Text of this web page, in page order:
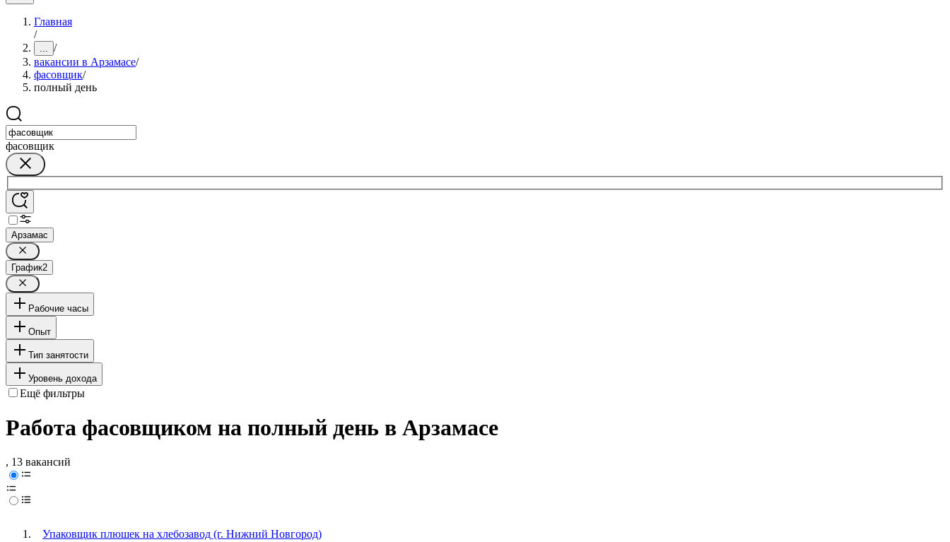
Главная
/
... /
вакансии в Арзамасе/
фасовщик/
полный день
фасовщик
Арзамас
График2
Рабочие часы
Опыт
Тип занятости
Уровень дохода
Ещё фильтры
Работа фасовщиком на полный день в Арзамасе
, 13 вакансий
Упаковщик плюшек на хлебозавод (г. Нижний Новгород)